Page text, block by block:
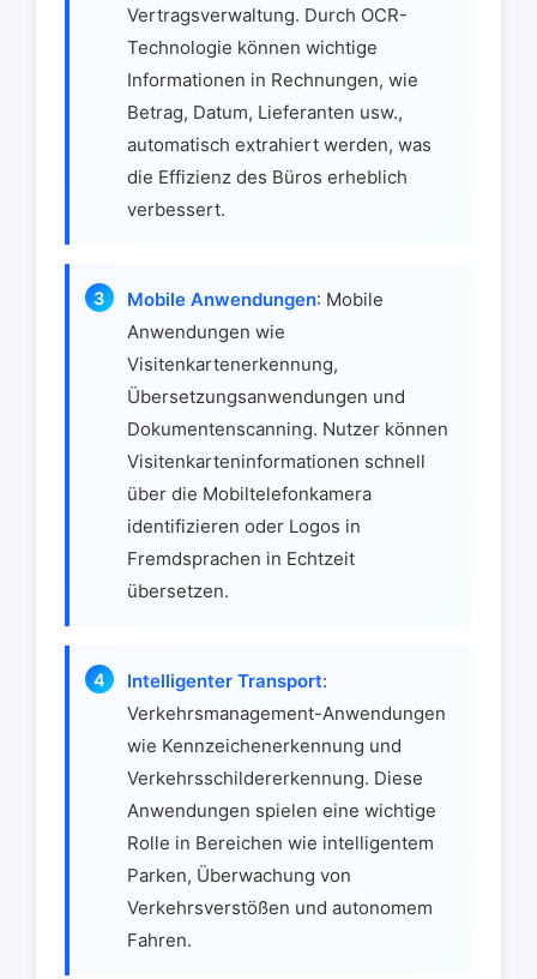
Vertragsverwaltung. Durch OCR-
Technologie können wichtige
Informationen in Rechnungen, wie
Betrag, Datum, Lieferanten usw.,
automatisch extrahiert werden, was
die Effizienz des Büros erheblich
verbessert.
Mobile Anwendungen: Mobile
Anwendungen wie
Visitenkartenerkennung,
Übersetzungsanwendungen und
Dokumentenscanning. Nutzer können
Visitenkarteninformationen schnell
über die Mobiltelefonkamera
identifizieren oder Logos in
Fremdsprachen in Echtzeit
übersetzen.
Intelligenter Transport:
Verkehrsmanagement-Anwendungen
wie Kennzeichenerkennung und
Verkehrsschildererkennung. Diese
Anwendungen spielen eine wichtige
Rolle in Bereichen wie intelligentem
Parken, Überwachung von
Verkehrsverstößen und autonomem
Fahren.